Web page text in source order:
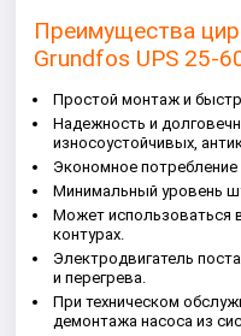
Преимущества
Grundfos UPS 25-
Простой монтаж и
Надежность и
износоустойчивых,
Экономное потребление
Минимальный уровень
Может использоваться
контурах.
Электродвигатель
и перегрева.
При техническом
демонтажа насоса из